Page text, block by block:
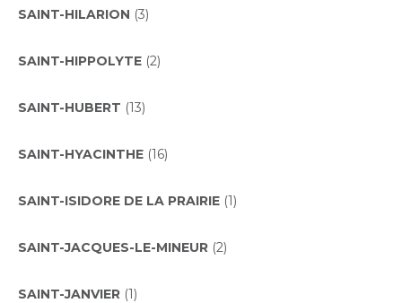
SAINT-HILARION (3)
SAINT-HIPPOLYTE (2)
SAINT-HUBERT (13)
SAINT-HYACINTHE (16)
SAINT-ISIDORE DE LA PRAIRIE (1)
SAINT-JACQUES-LE-MINEUR (2)
SAINT-JANVIER (1)